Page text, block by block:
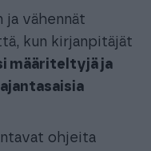
ja vähennät
kun kirjanpitäjät
määriteltyjä ja
ohjeita